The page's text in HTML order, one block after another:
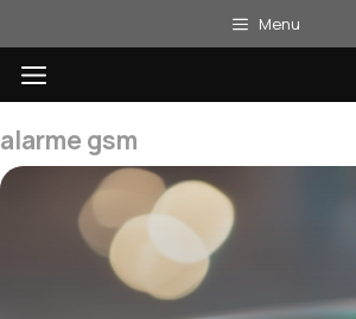
au
contenu
Menu
Menu
alarme gsm